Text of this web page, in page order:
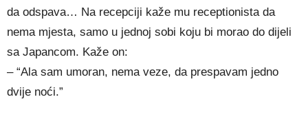
da odspava… Na recepciji kaže mu receptionista da
nema mjesta, samo u jednoj sobi koju bi morao do dijeli
sa Japancom. Kaže on:
– “Ala sam umoran, nema veze, da prespavam jedno
dvije noći.”